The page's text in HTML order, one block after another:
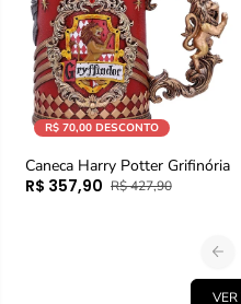
R$ 70,00 DESCONTO
Caneca Harry Potter Grifinória
R$ 357,90 R$ 427,90